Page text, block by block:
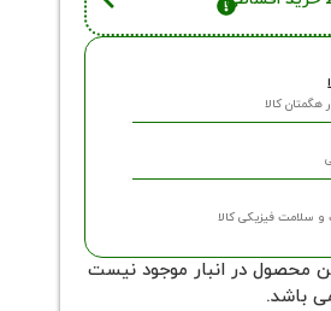
هگمتان کالا
و سلامت فیزیکی کالا
محصول در انبار موجود نیست
باشد.